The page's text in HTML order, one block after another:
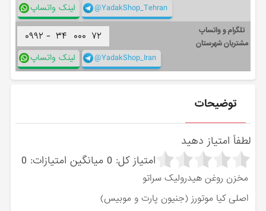
لینک واتساپ @YadakShop_Tehran
تلگرام و واتساپ
مشتریان شهرستان
۰۹۹۲ - ۳۴ ۰۰۰ ۷۲
لینک واتساپ @YadakShop_Iran
توضیحات
لطفاً امتیاز دهید
امتیاز کل: 0 میانگین امتیازات: 0
مخزن روغن هیدرولیک سراتو
اصلی کیا موتورز (جنیون پارت و موبیس)